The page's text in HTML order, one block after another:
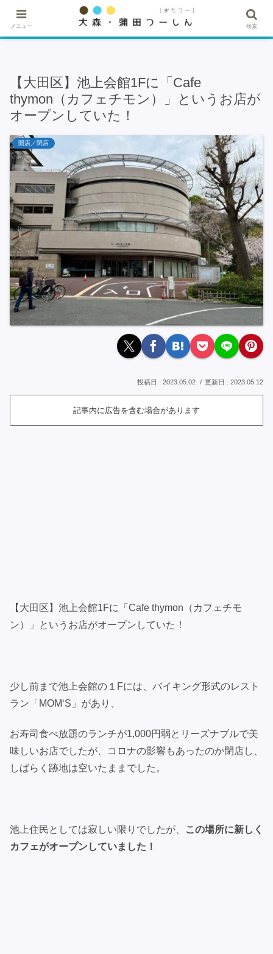
★記事・広告掲載希望はこちら★
【大田区】池上会館1Fに「Cafe
thymon（カフェチモン）」というお店が
オープンしていた！
開店／閉店
2023.05.02 2023.05.12
記事内に広告を含む場合があります
【大田区】池上会館1Fに「Cafe thymon（カフェチモ
ン）」というお店がオープンしていた！
少し前まで池上会館の１Fには、バイキング形式のレスト
ラン「MOM‘S」があり、
お寿司食べ放題のランチが1,000円弱とリーズナブルで美
味しいお店でしたが、コロナの影響もあったのか閉店し、
しばらく跡地は空いたままでした。
池上住民としては寂しい限りでしたが、
この場所に新しく
カフェがオープンしていました！
メニュー 検索